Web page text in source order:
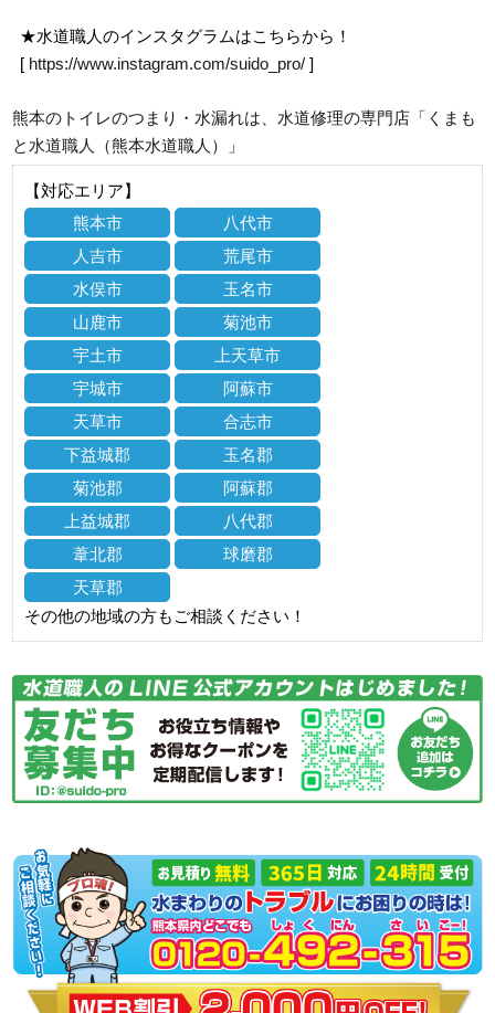
★水道職人のインスタグラムはこちらから！
[ https://www.instagram.com/suido_pro/ ]
熊本のトイレのつまり・水漏れは、水道修理の専門店「くまも
と水道職人（熊本水道職人）」
【対応エリア】
熊本市
八代市
人吉市
荒尾市
水俣市
玉名市
山鹿市
菊池市
宇土市
上天草市
宇城市
阿蘇市
天草市
合志市
下益城郡
玉名郡
菊池郡
阿蘇郡
上益城郡
八代郡
葦北郡
球磨郡
天草郡
その他の地域の方もご相談ください！